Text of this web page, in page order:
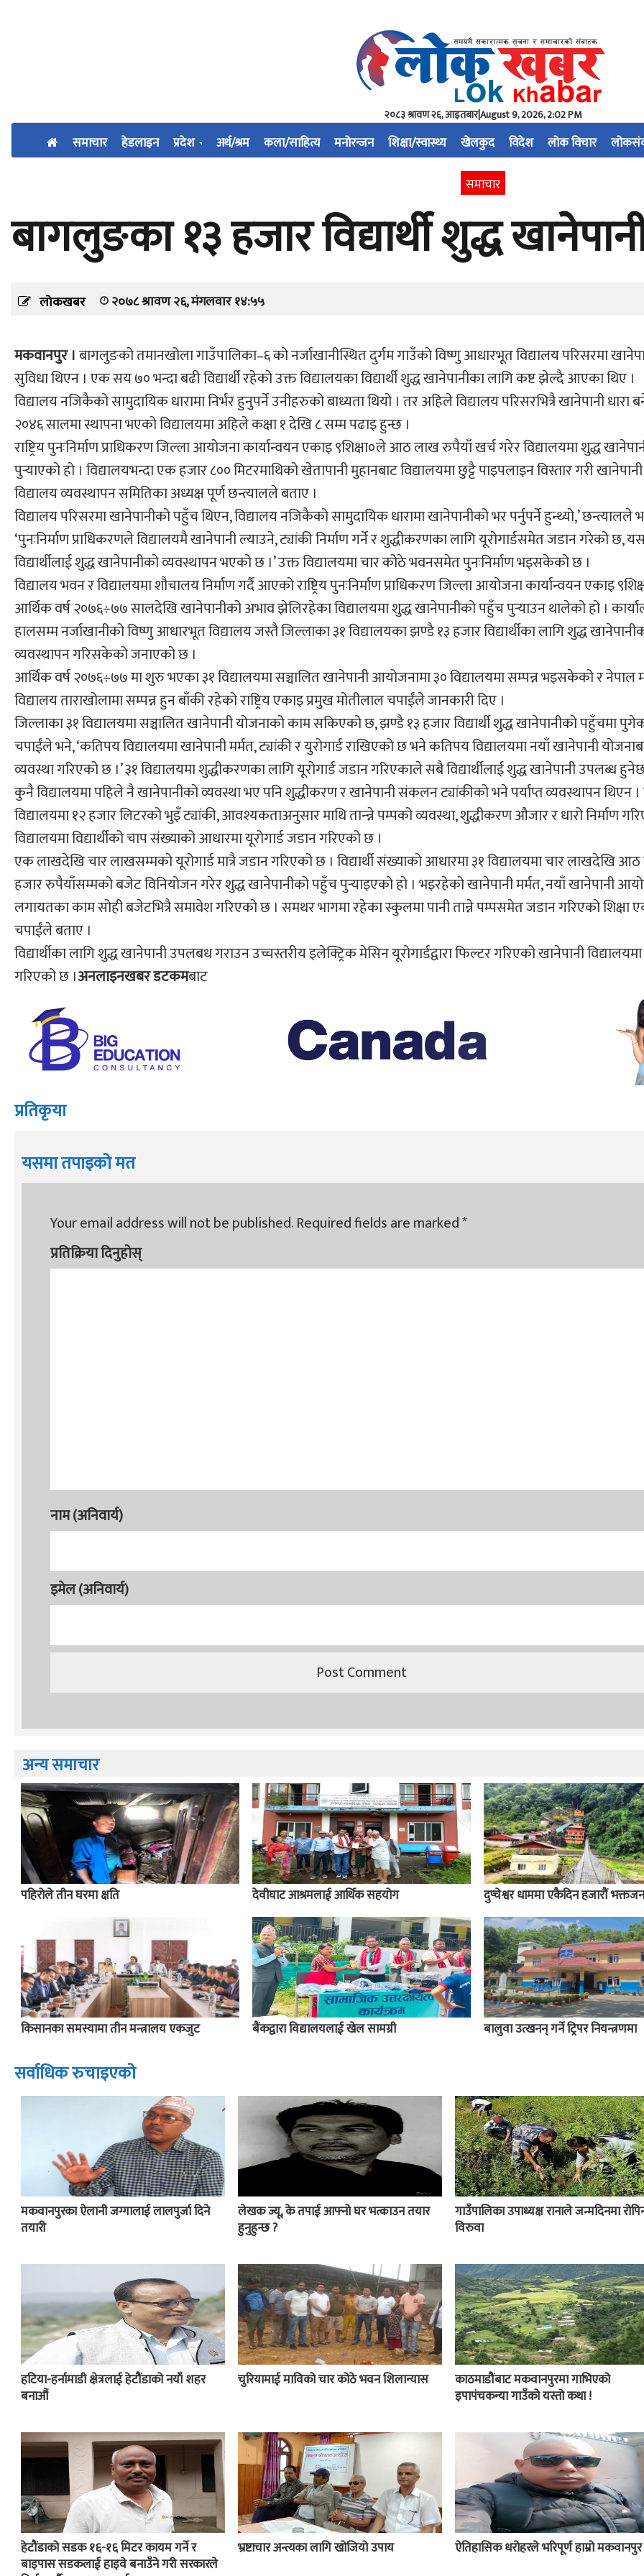
२०८३ श्रावण २६, आइतबार|August 9, 2026, 2:02 PM
समाचार हेडलाइन प्रदेश अर्थ/श्रम कला/साहित्य मनोरन्जन शिक्षा/स्वास्थ्य खेलकुद विदेश लोक विचार
समाचार
बागलुङका १३ हजार विद्यार्थी शुद्ध
लोकखबर २०७८ श्रावण २६, मंगलवार १४:५५
मकवानपुर ।बागलुङको तमानखोला गाउँपालिका–६ को नर्जाखानीस्थित दुर्गम गाउँको विष्णु आधारभूत विद्यालय परिसरमा
सुविधा थिएन । एक सय ७० भन्दा बढी विद्यार्थी रहेको उक्त विद्यालयका विद्यार्थी शुद्ध खानेपानीका लागि कष्ट झेल्दै आएका थिए ।
विद्यालय नजिकैको सामुदायिक धारामा निर्भर हुनुपर्ने उनीहरुको बाध्यता थियो । तर अहिले विद्यालय परिसरभित्रै खानेपानी धारा
२०४६ सालमा स्थापना भएको विद्यालयमा अहिले कक्षा १ देखि ८ सम्म पढाइ हुन्छ ।
राष्ट्रिय पुनःनिर्माण प्राधिकरण जिल्ला आयोजना कार्यान्वयन एकाइ ९शिक्षा०ले आठ लाख रुपैयाँ खर्च गरेर विद्यालयमा शुद्ध
पुर्‍याएको हो । विद्यालयभन्दा एक हजार ८०० मिटरमाथिको खेतापानी मुहानबाट विद्यालयमा छुट्टै पाइपलाइन विस्तार गरी
विद्यालय व्यवस्थापन समितिका अध्यक्ष पूर्ण छन्त्यालले बताए ।
विद्यालय परिसरमा खानेपानीको पहुँच थिएन, विद्यालय नजिकैको सामुदायिक धारामा खानेपानीको भर पर्नुपर्ने हुन्थ्यो,’ छन्त्यालले
‘पुनःनिर्माण प्राधिकरणले विद्यालयमै खानेपानी ल्याउने, ट्यांकी निर्माण गर्ने र शुद्धीकरणका लागि यूरोगार्डसमेत जडान गरेको छ,
विद्यार्थीलाई शुद्ध खानेपानीको व्यवस्थापन भएको छ ।’ उक्त विद्यालयमा चार कोठे भवनसमेत पुनःनिर्माण भइसकेको छ ।
विद्यालय भवन र विद्यालयमा शौचालय निर्माण गर्दै आएको राष्ट्रिय पुनःनिर्माण प्राधिकरण जिल्ला आयोजना कार्यान्वयन एकाइ
आर्थिक वर्ष २०७६÷७७ सालदेखि खानेपानीको अभाव झेलिरहेका विद्यालयमा शुद्ध खानेपानीको पहुँच पुर्‍याउन थालेको हो ।
हालसम्म नर्जाखानीको विष्णु आधारभूत विद्यालय जस्तै जिल्लाका ३१ विद्यालयका झण्डै १३ हजार विद्यार्थीका लागि शुद्ध
व्यवस्थापन गरिसकेको जनाएको छ ।
आर्थिक वर्ष २०७६÷७७ मा शुरु भएका ३१ विद्यालयमा सञ्चालित खानेपानी आयोजनामा ३० विद्यालयमा सम्पन्न भइसकेको र नेपाल
विद्यालय ताराखोलामा सम्पन्न हुन बाँकी रहेको राष्ट्रिय एकाइ प्रमुख मोतीलाल चपाईंले जानकारी दिए ।
जिल्लाका ३१ विद्यालयमा सञ्चालित खानेपानी योजनाको काम सकिएको छ, झण्डै १३ हजार विद्यार्थी शुद्ध खानेपानीको पहुँचमा
चपाईंले भने, ‘कतिपय विद्यालयमा खानेपानी मर्मत, ट्यांकी र युरोगार्ड राखिएको छ भने कतिपय विद्यालयमा नयाँ खानेपानी
व्यवस्था गरिएको छ ।’ ३१ विद्यालयमा शुद्धीकरणका लागि यूरोगार्ड जडान गरिएकाले सबै विद्यार्थीलाई शुद्ध खानेपानी उपलब्ध
कुनै विद्यालयमा पहिले नै खानेपानीको व्यवस्था भए पनि शुद्धीकरण र खानेपानी संकलन ट्यांकीको भने पर्याप्त व्यवस्थापन थिएन ।
विद्यालयमा १२ हजार लिटरको भुइँ ट्यांकी, आवश्यकताअनुसार माथि तान्न्ने पम्पको व्यवस्था, शुद्धीकरण औजार र धारो निर्माण
विद्यालयमा विद्यार्थीको चाप संख्याको आधारमा यूरोगार्ड जडान गरिएको छ ।
एक लाखदेखि चार लाखसम्मको यूरोगार्ड मात्रै जडान गरिएको छ । विद्यार्थी संख्याको आधारमा ३१ विद्यालयमा चार लाखदेखि
हजार रुपैयाँसम्मको बजेट विनियोजन गरेर शुद्ध खानेपानीको पहुँच पुर्‍याइएको हो । भइरहेको खानेपानी मर्मत, नयाँ खानेपानी
लगायतका काम सोही बजेटभित्रै समावेश गरिएको छ । समथर भागमा रहेका स्कुलमा पानी तान्ने पम्पसमेत जडान गरिएको शिक्षा
चपाईंले बताए ।
विद्यार्थीका लागि शुद्ध खानेपानी उपलबध गराउन उच्चस्तरीय इलेक्ट्रिक मेसिन यूरोगार्डद्वारा फिल्टर गरिएको खानेपानी
गरिएको छ ।अनलाइनखबर डटकमबाट
प्रतिकृया
यसमा तपाइको मत
Your email address will not be published.Required fields are marked*
प्रतिक्रिया दिनुहोस्
नाम (अनिवार्य)
इमेल (अनिवार्य)
अन्य समाचार
पहिरोले तीन घरमा क्षति देवीघाट आश्रमलाई आर्थिक सहयोग दुप्चेश्वर धाममा एकैदिन हजारौं भक्तजन
किसानका समस्यामा तीन मन्त्रालय एकजुट बैंकद्वारा विद्यालयलाई खेल सामग्री बालुवा उत्खनन् गर्ने ट्रिपर नियन्त्रणमा
सर्वाधिक रुचाइएको
मकवानपुरका ऐलानी जग्गालाई लालपुर्जा दिने
तयारी
लेखक ज्यू, के तपाई आफ्नो घर भत्काउन तयार
हुनुहुन्छ ?
गाउँपालिका उपाध्यक्ष रानाले जन्मदिनमा
विरुवा
हटिया-हर्नामाडी क्षेत्रलाई हेटौंडाको नयाँ शहर
बनाऔं
चुरियामाई माविको चार कोठे भवन शिलान्यास
काठमाडौंबाट मकवानपुरमा गाभिएको
इपापंचकन्या गाउँको यस्तो कथा !
हेटौंडाको सडक १६-१६ मिटर कायम गर्ने र
बाइपास सडकलाई हाइवे बनाउँने गरी सरकारले
भ्रष्टाचार अन्त्यका लागि खोजियो उपाय ऐतिहासिक धरोहरले भरिपूर्ण हाम्रो मकवानपुर